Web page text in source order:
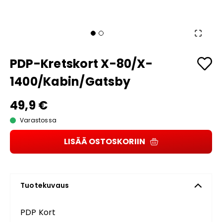
PDP-Kretskort X-80/X-
1400/Kabin/Gatsby
49,9 €
Varastossa
LISÄÄ OSTOSKORIIN
Tuotekuvaus
PDP Kort